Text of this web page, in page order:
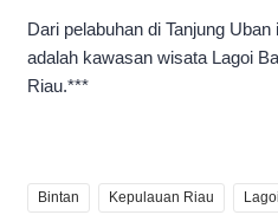
Dari pelabuhan di Tanjung
adalah kawasan wisata Lagoi
Riau.***
Bintan Kepulauan Riau